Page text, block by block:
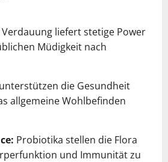
liefert stetige Power
Müdigkeit nach
die Gesundheit
allgemeine Wohlbefinden
Probiotika stellen die Flora
und Immunität zu